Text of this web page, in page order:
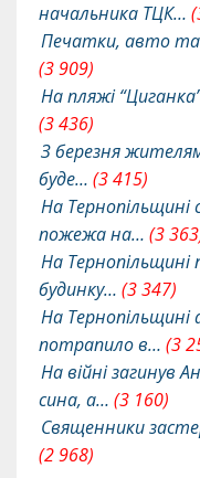
начальника ТЦК…
Печатки, авто та
(3 909)
На пляжі
(3 436)
З березня
буде… (3 415)
На
пожежа на… (3
На
будинку… (3 347)
На
потрапило в… (3
На війні загинув
сина, а… (3 160)
Священники
(2 968)